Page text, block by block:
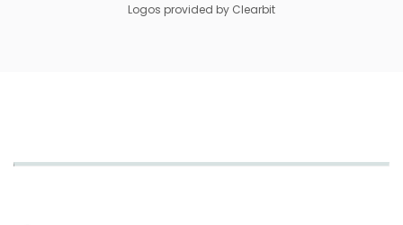
Logos provided by Clearbit